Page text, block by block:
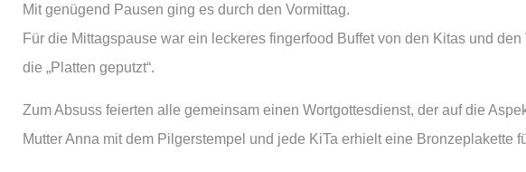
Mit genügend Pausen ging es durch den Vormittag.
Für die Mittagspause war ein leckeres fingerfood Buffet von den Kitas und
die „Platten geputzt“.
Zum Absuss feierten alle gemeinsam einen Wortgottesdienst, der auf die
Mutter Anna mit dem Pilgerstempel und jede KiTa erhielt eine Bronzeplakette